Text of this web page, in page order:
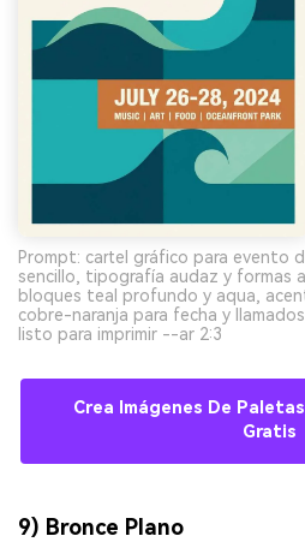
Prompt: cartel gráfico para evento
sencillo, tipografía audaz y formas
bloques teal profundo y aqua,
cobre-naranja para fecha y
listo para imprimir --ar 2:3
Crea Imágenes De
Gratis
9) Bronce Plano